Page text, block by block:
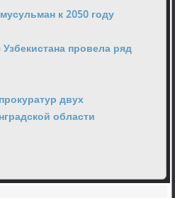
к 2050 году
провела ряд
двух
области